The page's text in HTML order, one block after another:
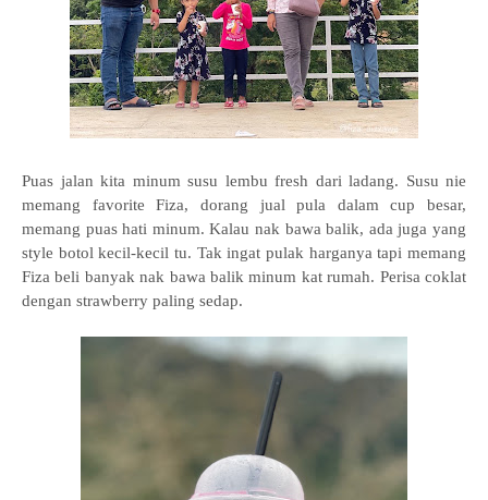
Puas jalan kita minum susu lembu fresh dari ladang. Susu nie
memang favorite Fiza, dorang jual pula dalam cup besar,
memang puas hati minum. Kalau nak bawa balik, ada juga yang
style botol kecil-kecil tu. Tak ingat pulak harganya tapi memang
Fiza beli banyak nak bawa balik minum kat rumah. Perisa coklat
dengan strawberry paling sedap.